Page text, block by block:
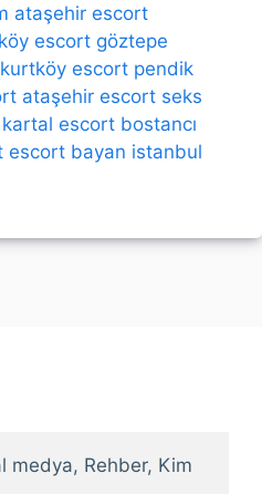
ataşehir escort
escort göztepe
kurtköy escort pendik
ataşehir escort seks
kartal escort bostancı
escort bayan istanbul
medya, Rehber, Kim